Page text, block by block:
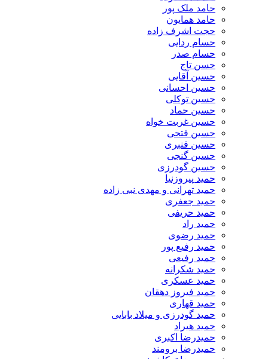
حامد ملک پور
حامد همایون
حجت اشرف زاده
حسام ردایی
حسام صدر
حسن تاج
حسین آقایی
حسین احسانی
حسین توکلی
حسین حماد
حسین غربت خواه
حسین فتحی
حسین قنبری
حسین گنجی
حسین گودرزی
حمید پیروزنیا
حمید تهرانی و مهدی نبی زاده
حمید جعفری
حمید حریفی
حمید راد
حمید رضوی
حمید رفیع پور
حمید رفیعی
حمید شکرانه
حمید عسکری
حمید فیروز دهقان
حمید قهاری
حمید گودرزی و میلاد بابایی
حمید هیراد
حمیدرضا اکبری
حمیدرضا برومند